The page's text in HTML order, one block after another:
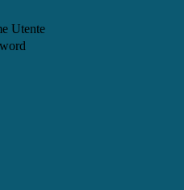
Utente